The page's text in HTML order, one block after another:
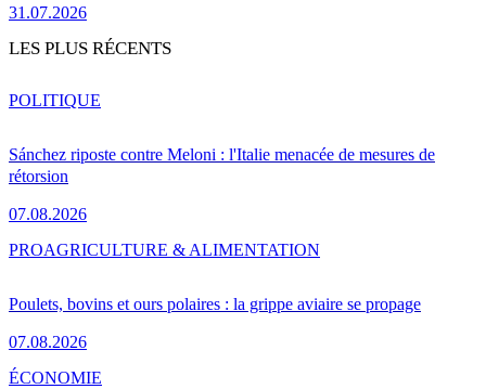
31.07.2026
LES PLUS RÉCENTS
Sánchez riposte contre Meloni : l'Italie menacée de mesures de
rétorsion
07.08.2026
POLITIQUE
Poulets, bovins et ours polaires : la grippe aviaire se propage
07.08.2026
PROAGRICULTURE & ALIMENTATION
ÉCONOMIE